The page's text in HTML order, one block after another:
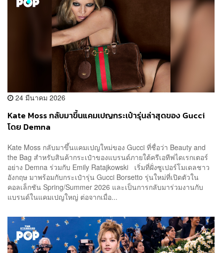
24 มีนาคม 2026
Kate Moss กลับมาขึ้นแคมเปญกระเป๋ารุ่นล่าสุดของ Gucci
โดย Demna
Kate Moss กลับมาขึ้นแคมเปญใหม่ของ Gucci ที่ชื่อว่า Beauty and
the Bag สำหรับสินค้ากระเป๋าของแบรนด์ภายใต้ครีเอทีฟไดเรกเตอร์
อย่าง Demna ร่วมกับ Emily Ratajkowski เริ่มที่ฝั่งซูเปอร์โมเดลชาว
อังกฤษ มาพร้อมกับกระเป๋ารุ่น Gucci Borsetto รุ่นใหม่ที่เปิดตัวใน
คอลเล็กชัน Spring/Summer 2026 และเป็นการกลับมาร่วมงานกับ
แบรนด์ในแคมเปญใหญ่ ต่อจากเมื่อ...